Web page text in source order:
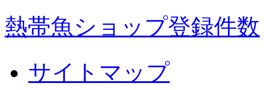
熱帯魚ショップ登録件数
サイトマップ